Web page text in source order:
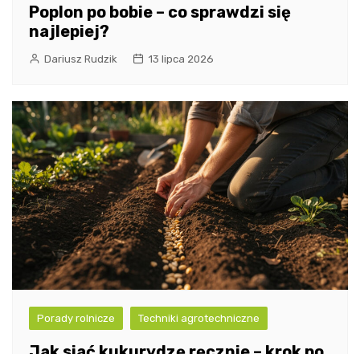
Poplon po bobie – co sprawdzi się
najlepiej?
Dariusz Rudzik 13 lipca 2026
Porady rolnicze Techniki agrotechniczne